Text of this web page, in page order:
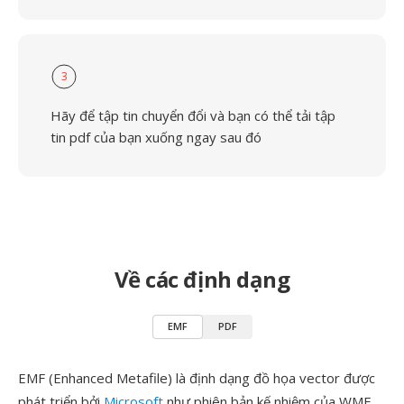
3
Hãy để tập tin chuyển đổi và bạn có thể tải tập
tin pdf của bạn xuống ngay sau đó
Về các định dạng
EMF PDF
EMF (Enhanced Metafile) là định dạng đồ họa vector được